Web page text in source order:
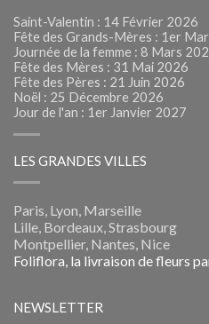
Saint-Valentin : 14 Février 2026
Fête des Grands-Mères : 1er
Journée de la femme : 8 Mars
Fête des Mères : 31 Mai 2026
Fête des Pères : 21 Juin 2026
Noël : 25 Décembre 2026
Jour de l'an : 1er Janvier 2027
LES GRANDES VILLES
Paris, Lyon, Marseille
Lille, Bordeaux, Strasbourg
Montpellier, Nantes, Nice
Foliflora, la livraison de fleurs
NEWSLETTER